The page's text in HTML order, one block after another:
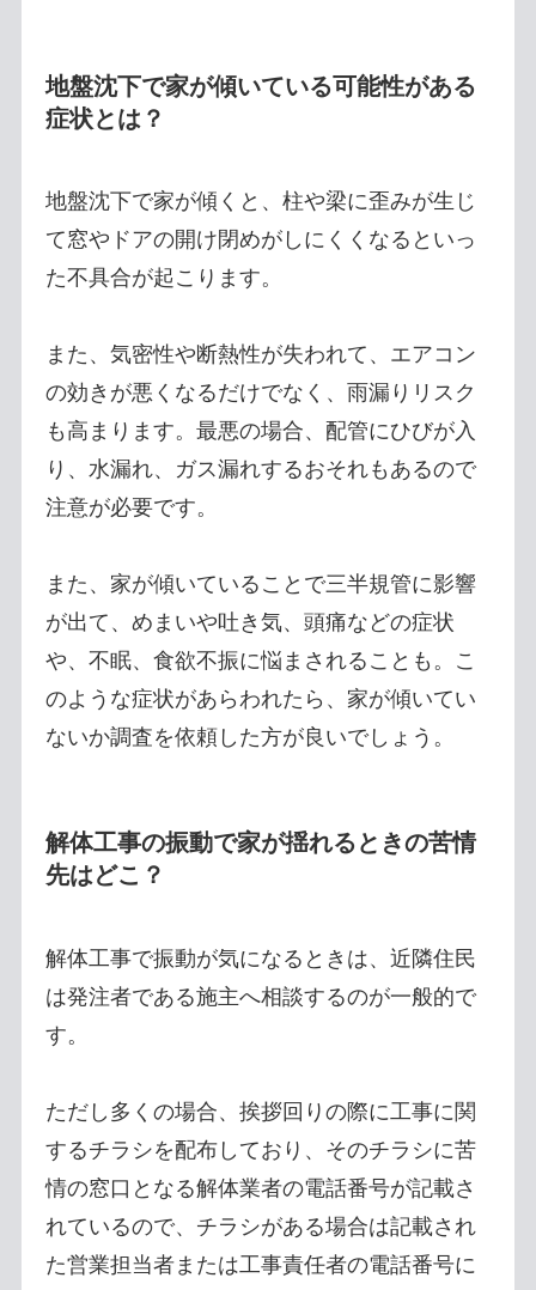
地盤沈下で家が傾いている可能性がある
症状とは？
地盤沈下で家が傾くと、柱や梁に歪みが生じ
て窓やドアの開け閉めがしにくくなるといっ
た不具合が起こります。
また、気密性や断熱性が失われて、エアコン
の効きが悪くなるだけでなく、雨漏りリスク
も高まります。最悪の場合、配管にひびが入
り、水漏れ、ガス漏れするおそれもあるので
注意が必要です。
また、家が傾いていることで三半規管に影響
が出て、めまいや吐き気、頭痛などの症状
や、不眠、食欲不振に悩まされることも。こ
のような症状があらわれたら、家が傾いてい
ないか調査を依頼した方が良いでしょう。
解体工事の振動で家が揺れるときの苦情
先はどこ？
解体工事で振動が気になるときは、近隣住民
は発注者である施主へ相談するのが一般的で
す。
ただし多くの場合、挨拶回りの際に工事に関
するチラシを配布しており、そのチラシに苦
情の窓口となる解体業者の電話番号が記載さ
れているので、チラシがある場合は記載され
た営業担当者または工事責任者の電話番号に